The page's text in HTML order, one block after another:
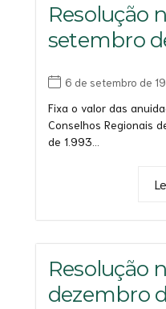
Resolução
setembro
6 de setembro de
Fixa o valor das
Conselhos Regionais
de 1.993...
Resolução
dezembro